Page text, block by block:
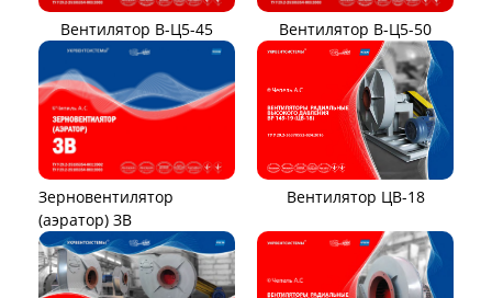
Вентилятор В-Ц5-45 Вентилятор В-Ц5-50
Зерновентилятор
(аэратор) ЗВ
Вентилятор ЦВ-18